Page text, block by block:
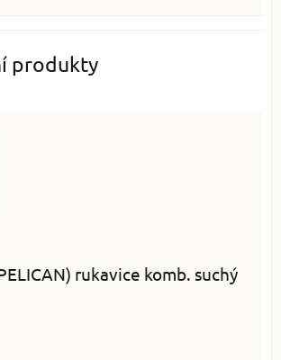
produkty
rukavice komb. suchý